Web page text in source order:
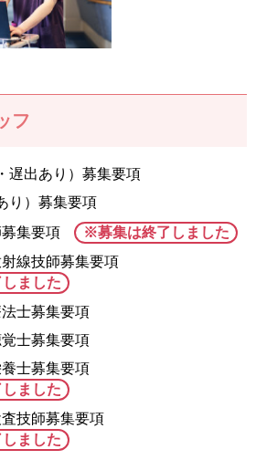
フ
遅出あり）募集要項
り）募集要項
集要項
※募集は終了しました
線技師募集要項
ました
士募集要項
士募集要項
士募集要項
ました
技師募集要項
ました